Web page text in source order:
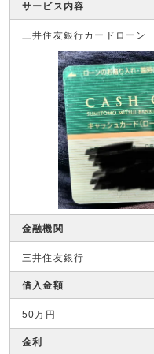
サービス内容
三井住友銀行カードローン
金融機関
三井住友銀行
借入金額
50万円
金利